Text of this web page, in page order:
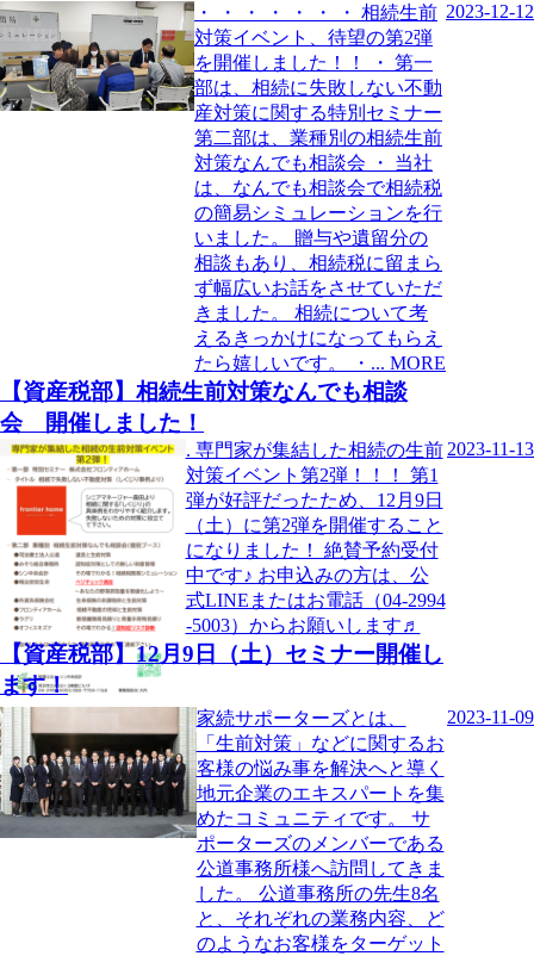
2023-12-12
【資産税部】相続生前対策なんでも相談
会 開催しました！
・ ・ ・ ・ ・ ・ ・ 相続生前
対策イベント、待望の第2弾
を開催しました！！ ・ 第一
部は、相続に失敗しない不動
産対策に関する特別セミナー
第二部は、業種別の相続生前
対策なんでも相談会 ・ 当社
は、なんでも相談会で相続税
の簡易シミュレーションを行
いました。 贈与や遺留分の
相談もあり、相続税に留まら
ず幅広いお話をさせていただ
きました。 相続について考
えるきっかけになってもらえ
たら嬉しいです。 ・
MORE
2023-11-13
【資産税部】12月9日（土）セミナー開催し
ます！
. 専門家が集結した相続の生前
対策イベント第2弾！！！ 第1
弾が好評だったため、12月9日
（土）に第2弾を開催すること
になりました！ 絶賛予約受付
中です♪ お申込みの方は、公
式LINEまたはお電話（04-2994
-5003）からお願いします♬
2023-11-09
家続サポーターズとは、
「生前対策」などに関するお
客様の悩み事を解決へと導く
地元企業のエキスパートを集
めたコミュニティです。 サ
ポーターズのメンバーである
公道事務所様へ訪問してきま
した。 公道事務所の先生8名
と、それぞれの業務内容、ど
のようなお客様をターゲット